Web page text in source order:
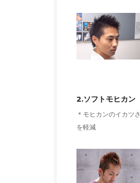
2.ソフトモヒカン
＊モヒカンのイカツさ
を軽減